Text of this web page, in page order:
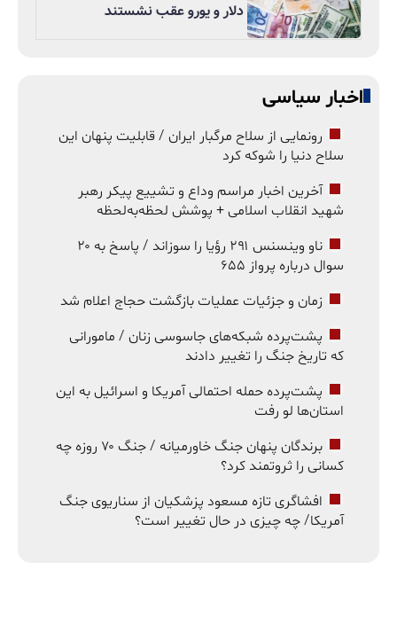
دلار و یورو عقب نشستند
اخبار سیاسی
رونمایی از سلاح مرگبار ایران / قابلیت پنهان این
سلاح دنیا را شوکه کرد
آخرین اخبار مراسم وداع و تشییع پیکر رهبر
شهید انقلاب اسلامی + پوشش لحظه‌به‌لحظه
ناو وینسنس ۲۹۱ رؤیا را سوزاند / پاسخ به ۲۰
سوال درباره پرواز ۶۵۵
زمان و جزئیات عملیات بازگشت حجاج اعلام شد
پشت‌پرده شبکه‌های جاسوسی زنان / مامورانی
که تاریخ جنگ را تغییر دادند
پشت‌پرده حمله احتمالی آمریکا و اسرائیل به این
استان‌ها لو رفت
برندگان پنهان جنگ خاورمیانه / جنگ ۷۰ روزه چه
کسانی را ثروتمند کرد؟
افشاگری تازه مسعود پزشکیان از سناریوی جنگ
آمریکا/ چه چیزی در حال تغییر است؟